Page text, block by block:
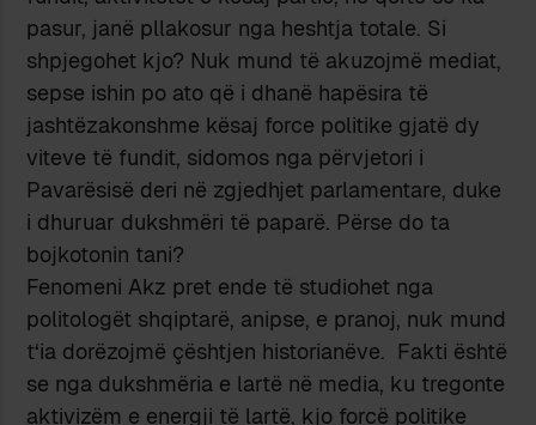
pasur, janë pllakosur nga heshtja totale. Si
shpjegohet kjo? Nuk mund të akuzojmë mediat,
sepse ishin po ato që i dhanë hapësira të
jashtëzakonshme kësaj force politike gjatë dy
viteve të fundit, sidomos nga përvjetori i
Pavarësisë deri në zgjedhjet parlamentare, duke
i dhuruar dukshmëri të paparë. Përse do ta
bojkotonin tani?
Fenomeni Akz pret ende të studiohet nga
politologët shqiptarë, anipse, e pranoj, nuk mund
t‘ia dorëzojmë çështjen historianëve. Fakti është
se nga dukshmëria e lartë në media, ku tregonte
aktivizëm e energji të lartë, kjo forcë politike